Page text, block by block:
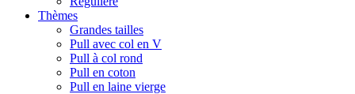
Thèmes
Grandes tailles
Pull avec col en V
Pull à col rond
Pull en coton
Pull en laine vierge